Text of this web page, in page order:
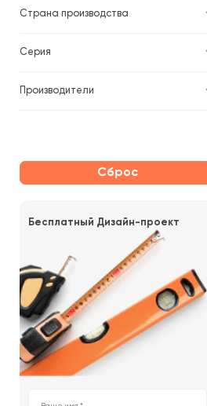
Страна производства
Серия
Производители
Сброс
Бесплатный Дизайн-проект